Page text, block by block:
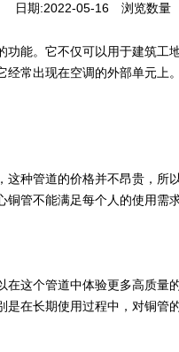
日期:2022-05-16 浏览数量
。它不仅可以用于建筑工
常出现在空调的外部单元
这种管道的价格并不昂贵，
管不能满足每个人的使用需
个管道中体验更多高质量
在长期使用过程中，对铜管